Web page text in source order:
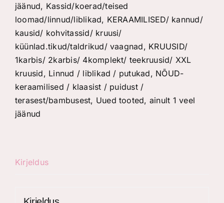
kogus
jäänud, Kassid/koerad/teised
loomad/linnud/liblikad, KERAAMILISED/ kannud/
kausid/ kohvitassid/ kruusi/
küünlad.tikud/taldrikud/ vaagnad, KRUUSID/
1karbis/ 2karbis/ 4komplekt/ teekruusid/ XXL
kruusid, Linnud / liblikad / putukad, NÕUD-
keraamilised / klaasist / puidust /
terasest/bambusest, Uued tooted, ainult 1 veel
jäänud
Kirjeldus